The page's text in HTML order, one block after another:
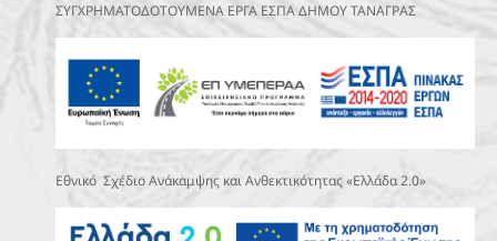
ΣΥΓΧΡΗΜΑΤΟΔΟΤΟΥΜΕΝΑ ΕΡΓΑ ΕΣΠΑ ΔΗΜΟΥ ΤΑΝΑΓΡΑΣ
Εθνικό Σχέδιο Ανάκαμψης και Ανθεκτικότητας «Ελλάδα 2.0»